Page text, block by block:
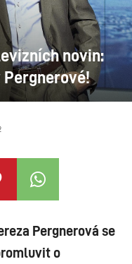
novin:
Pergnerová se
o